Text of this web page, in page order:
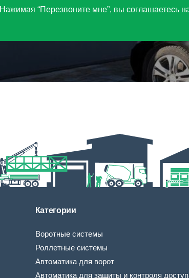
Нажимая “Перезвоните мне”, вы соглашаетесь
Категории
Воротные системы
Роллетные системы
Автоматика для ворот
Автоматика для защиты и контроля